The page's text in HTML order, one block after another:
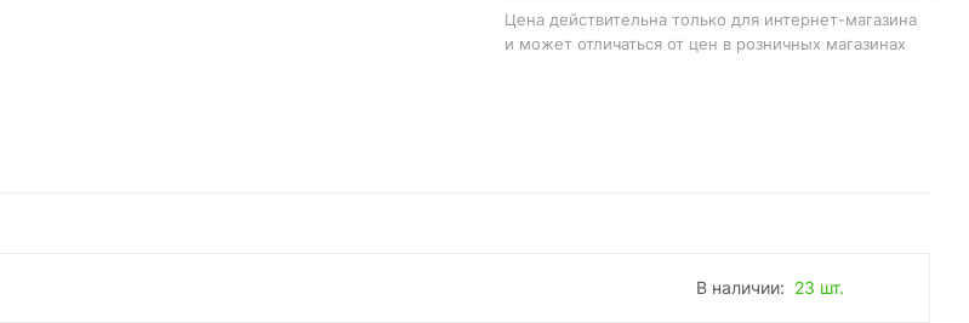
Цена действительна только для интернет-магазина
и может отличаться от цен в розничных магазинах
В наличии: 23 шт.